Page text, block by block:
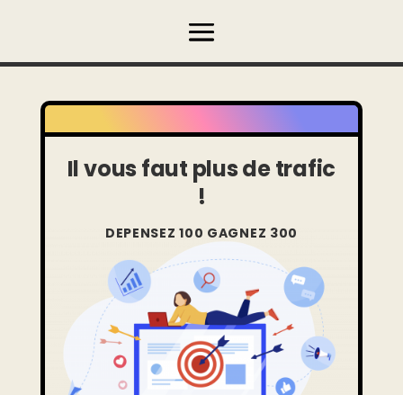
Il vous faut plus de trafic
!
DEPENSEZ 100 GAGNEZ 300